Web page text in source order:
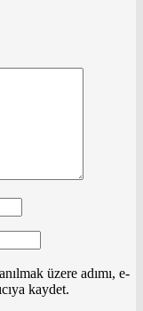
üzere adımı, e-
kaydet.